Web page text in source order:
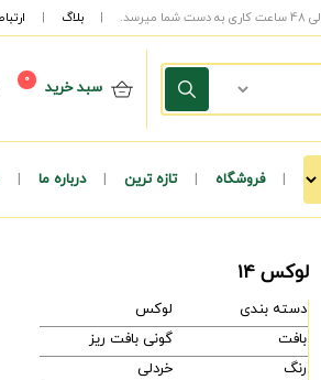
| بلاگ |
سبد خرید 0
| فروشگاه | تازه ترین | درباره ما |
لوکس 14
دسته بندی
لوکس
بافت
گونی بافت ریز
رنگ
خردلی